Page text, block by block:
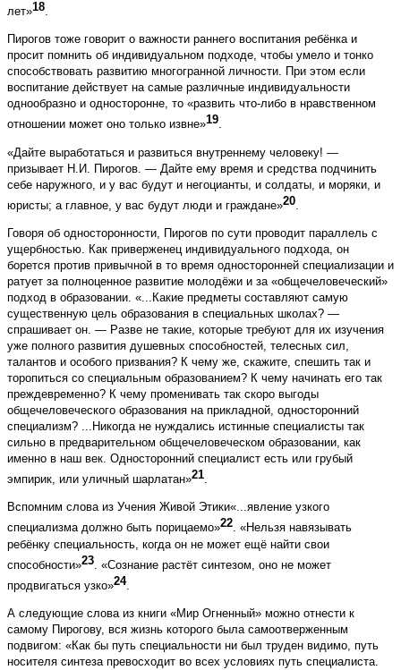
лет»18.
Пирогов тоже говорит о важности раннего воспитания ребёнка и
просит помнить об индивидуальном подходе, чтобы умело и тонко
способствовать развитию многогранной личности. При этом если
воспитание действует на самые различные индивидуальности
однообразно и односторонне, то «развить что-либо в нравственном
отношении может оно только извне»19.
«Дайте выработаться и развиться внутреннему человеку! —
призывает Н.И. Пирогов. — Дайте ему время и средства подчинить
себе наружного, и у вас будут и негоцианты, и солдаты, и моряки, и
юристы; а главное, у вас будут люди и граждане»20
Говоря об односторонности, Пирогов по сути проводит параллель с
ущербностью. Как приверженец индивидуального подхода, он
борется против привычной в то время односторонней специализации и
ратует за полноценное развитие молодёжи и за «общечеловеческий»
подход в образовании. «...Какие предметы составляют самую
существенную цель образования в специальных школах? —
спрашивает он. — Разве не такие, которые требуют для их изучения
уже полного развития душевных способностей, телесных сил,
талантов и особого призвания? К чему же, скажите, спешить так и
торопиться со специальным образованием? К чему начинать его так
преждевременно? К чему променивать так скоро выгоды
общечеловеческого образования на прикладной, односторонний
специализм? ...Никогда не нуждались истинные специалисты так
сильно в предварительном общечеловеческом образовании, как
именно в наш век. Односторонний специалист есть или грубый
эмпирик, или уличный шарлатан»21.
Вспомним слова из Учения Живой Этики«...явление узкого
специализма должно быть порицаемо»22. «Нельзя навязывать
ребёнку специальность, когда он не может ещё найти свои
способности»23 . «Сознание растёт синтезом, оно не может
продвигаться узко»24.
А следующие слова из книги «Мир Огненный» можно отнести к
самому Пирогову, вся жизнь которого была самоотверженным
подвигом: «Как бы путь специальности ни был труден видимо, путь
носителя синтеза превосходит во всех условиях путь специалиста.